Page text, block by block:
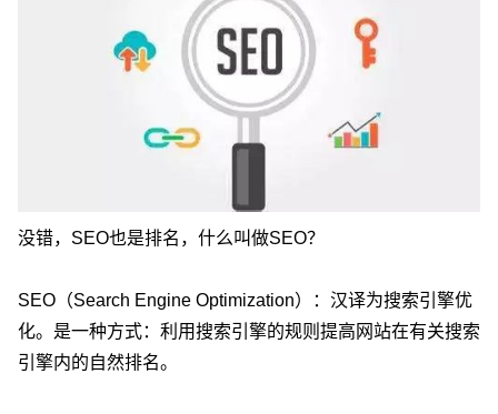
没错，SEO也是排名，什么叫做SEO？
SEO（Search Engine Optimization）：汉译为搜索引擎优
化。是一种方式：利用搜索引擎的规则提高网站在有关搜索
引擎内的自然排名。